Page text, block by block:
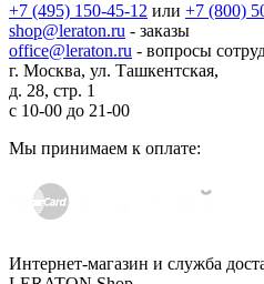
+7 (495) 150-45-12 или +7 (800)
shop@leraton.ru - заказы
office@leraton.ru - вопросы
г. Москва, ул. Ташкентская,
д. 28, стр. 1
с 10-00 до 21-00
Мы принимаем к оплате:
Интернет-магазин и служба